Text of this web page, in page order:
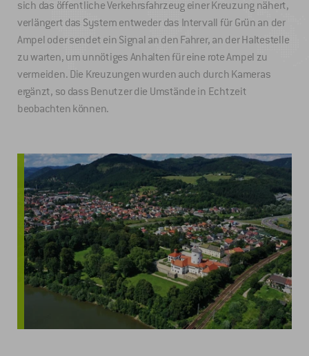
sich das öffentliche Verkehrsfahrzeug einer Kreuzung nähert,
verlängert das System entweder das Intervall für Grün an der
Ampel oder sendet ein Signal an den Fahrer, an der Haltestelle
zu warten, um unnötiges Anhalten für eine rote Ampel zu
vermeiden. Die Kreuzungen wurden auch durch Kameras
ergänzt, so dass Benutzer die Umstände in Echtzeit
beobachten können.